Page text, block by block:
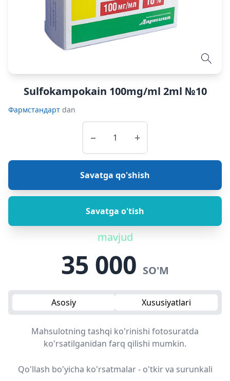
Sulfokampokain 100mg/ml 2ml №10
Фармстандарт dan
− +
Savatga qo'shish
Savatga o'tish
mavjud
35 000 SO'M
Asosiy Xususiyatlari
Mahsulotning tashqi ko'rinishi fotosuratda
ko'rsatilganidan farq qilishi mumkin.
Qo'llash bo'yicha ko'rsatmalar - o'tkir va surunkali